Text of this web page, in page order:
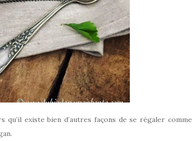
existe bien d’autres façons de se régaler comme